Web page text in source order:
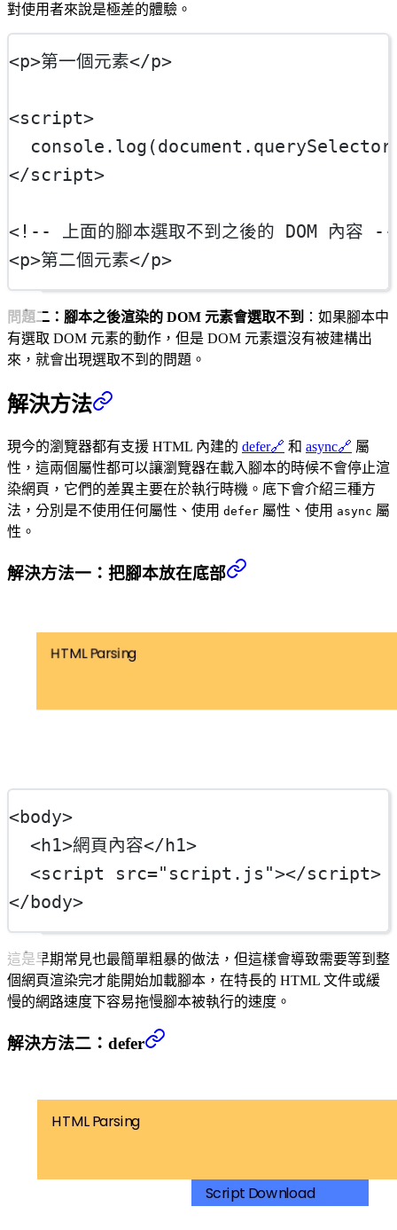
對使用者來說是極差的體驗。
<p>第一個元素</p>
<script>
  console.
log (document.
</script>
<!-- 上面的腳本選取不到之後的 DOM 內容
<p>第二個元素</p>
問題二：腳本之後渲染的 DOM 元素會選取不到 ：如果腳本中
有選取 DOM 元素的動作，但是 DOM 元素還沒有被建構出
來，就會出現選取不到的問題。
解決方法
現今的瀏覽器都有支援 HTML 內建的 defer🔗 和 async🔗 屬
性，這兩個屬性都可以讓瀏覽器在載入腳本的時候不會停止渲
染網頁，它們的差異主要在於執行時機。底下會介紹三種方
法，分別是不使用任何屬性、使用 defer 屬性、使用 async 屬
性。
解決方法一：把腳本放在底部
<body>
  <
h1>網頁內容</h1>
  <
script src="script.js"></script>
</body>
這是早期常見也最簡單粗暴的做法，但這樣會導致需要等到整
個網頁渲染完才能開始加載腳本，在特長的 HTML 文件或緩
慢的網路速度下容易拖慢腳本被執行的速度。
解決方法二：defer